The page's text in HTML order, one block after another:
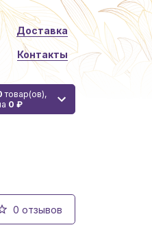
Доставка
Контакты
товар(ов),
0 ₽
0 отзывов